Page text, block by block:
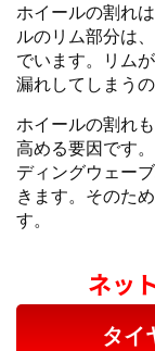
ホイールの割れ
ルのリム部分は
でいます。リム
漏れしてしまうの
ホイールの割れ
高める要因です
ディングウェー
きます。そのた
す。
ネッ
タイ